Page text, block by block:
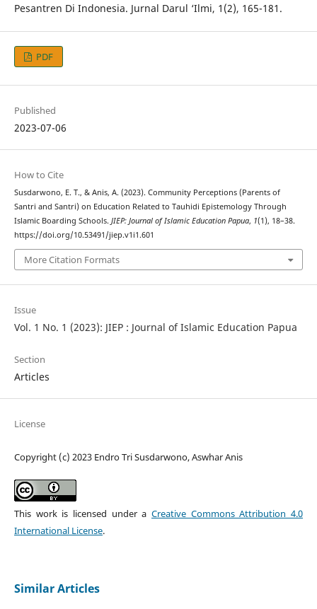
Pesantren Di Indonesia. Jurnal Darul ‘Ilmi, 1(2), 165-181.
PDF
Published
2023-07-06
How to Cite
Susdarwono, E. T., & Anis, A. (2023). Community Perceptions (Parents of
Santri and Santri) on Education Related to Tauhidi Epistemology Through
Islamic Boarding Schools. JIEP: Journal of Islamic Education Papua, 1(1), 18–38.
https://doi.org/10.53491/jiep.v1i1.601
More Citation Formats
Issue
Vol. 1 No. 1 (2023): JIEP : Journal of Islamic Education Papua
Section
Articles
License
Copyright (c) 2023 Endro Tri Susdarwono, Aswhar Anis
This work is licensed under aCreative Commons Attribution 4.0
International License.
Similar Articles